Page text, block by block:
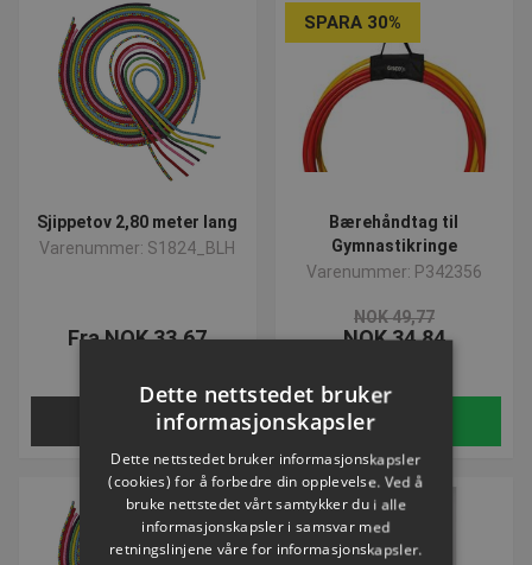
Sjippetov 2,80 meter lang
Varenummer: S1824_BLH
Fra NOK 33,67
Velg nå
SPARA 30%
Bærehåndtag til
Gymnastikringe
Varenummer: P342356
NOK 49,77
NOK 34,84
Dette nettstedet bruker
informasjonskapsler
Dette nettstedet bruker informasjonskapsler
(cookies) for å forbedre din opplevelse. Ved å
bruke nettstedet vårt samtykker du i alle
informasjonskapsler i samsvar med
retningslinjene våre for informasjonskapsler.